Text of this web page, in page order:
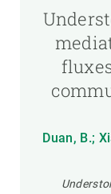
Duan, B.;